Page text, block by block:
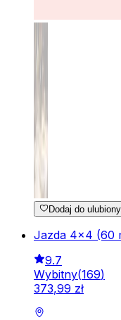
Dodaj do
Jazda 4x4 (60
9.7
Wybitny(169)
373,99 zł